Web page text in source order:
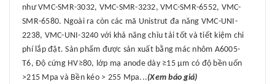
như VMC-SMR-3032, VMC-SMR-3232, VMC-SMR-6552, VMC-
SMR-6580. Ngoài ra còn các mã Unistrut đa năng VMC-UNI-
2238, VMC-UNI-3240 với khả năng chỉu tải tốt và tiết kiệm chi
phí lắp đặt. Sản phẩm được sản xuất bằng mác nhôm A6005-
T6, Độ cứng HV≥80, lớp mạ anode dày ≥15 μm có độ bền uốn
>215 Mpa và Bền kéo > 255 Mpa...(Xem báo giá)